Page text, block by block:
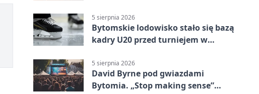
5 sierpnia 2026
Bytomskie lodowisko stało się bazą
kadry U20 przed turniejem w
5 sierpnia 2026
David Byrne pod gwiazdami
Bytomia. „Stop making sense”